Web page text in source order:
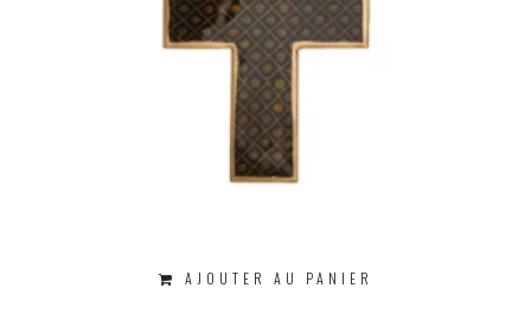
AJOUTER AU PANIER